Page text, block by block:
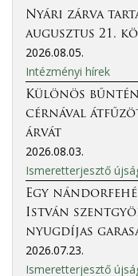
Nyári zárva
augusztus 21.
2026.08.05.
Intézményi hírek
Különös
cérnával
árvát
2026.08.03.
Ismeretterjesztő
Egy
István
nyugdíjas
2026.07.23.
Ismeretterjesztő